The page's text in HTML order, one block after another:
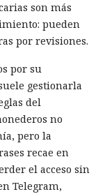
son más
pueden
por revisiones.
por su
gestionarla
del
no
pero la
recae en
el acceso sin
Telegram,